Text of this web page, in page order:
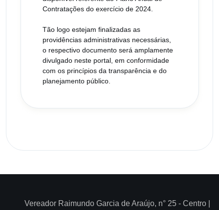
Contratações do exercício de 2024.
Tão logo estejam finalizadas as
providências administrativas necessárias,
o respectivo documento será amplamente
divulgado neste portal, em conformidade
com os princípios da transparência e do
planejamento público.
Vereador Raimundo Garcia de Araújo, n° 25 - Centro |